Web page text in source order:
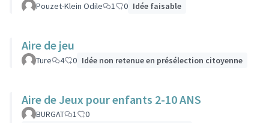
Pouzet-Klein Odile 1 0 Idée faisable
Aire de jeu
Ture 4 0 Idée non retenue en présélection citoyenne
Aire de Jeux pour enfants 2-10 ANS
BURGAT 1
0